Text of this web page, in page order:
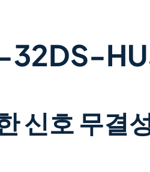
HU
신호 무결